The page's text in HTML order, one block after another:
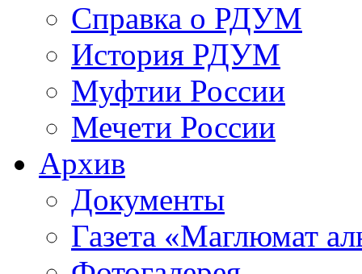
Справка о РДУМ
История РДУМ
Муфтии России
Мечети России
Архив
Документы
Газета «Маглюмат